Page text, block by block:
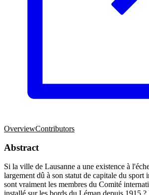
OverviewContributors
Abstract
Si la ville de Lausanne a une existence à
largement dû à son statut de capitale du sport
sont vraiment les membres du Comité